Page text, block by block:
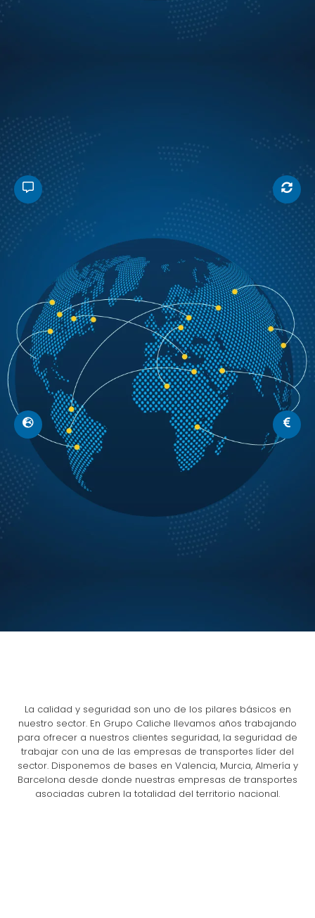
La calidad y seguridad son uno de los pilares básicos en
nuestro sector. En Grupo Caliche llevamos años trabajando
para ofrecer a nuestros clientes seguridad, la seguridad de
trabajar con una de las empresas de transportes líder del
sector. Disponemos de bases en Valencia, Murcia, Almería y
Barcelona desde donde nuestras empresas de transportes
asociadas cubren la totalidad del territorio nacional.